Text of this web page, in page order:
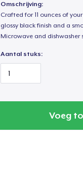
Omschrijving:
Crafted for 11 ounces of
glossy black finish and a
Microwave and dishwasher
Aantal stuks:
Voeg